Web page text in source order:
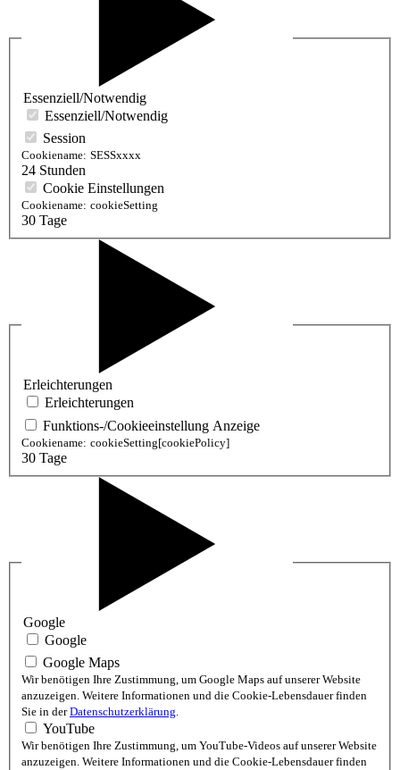
Essenziell/Notwendig
Essenziell/Notwendig
Session
Cookiename: SESSxxxx
24 Stunden
Cookie Einstellungen
Cookiename: cookieSetting
30 Tage
Erleichterungen
Erleichterungen
Funktions-/Cookieeinstellung Anzeige
Cookiename: cookieSetting[cookiePolicy]
30 Tage
Google
Google
Google Maps
Wir benötigen Ihre Zustimmung, um Google Maps auf unserer Website
anzuzeigen. Weitere Informationen und die Cookie-Lebensdauer finden
Sie in derDatenschutzerklärung.
YouTube
Wir benötigen Ihre Zustimmung, um YouTube-Videos auf unserer Website
anzuzeigen. Weitere Informationen und die Cookie-Lebensdauer finden